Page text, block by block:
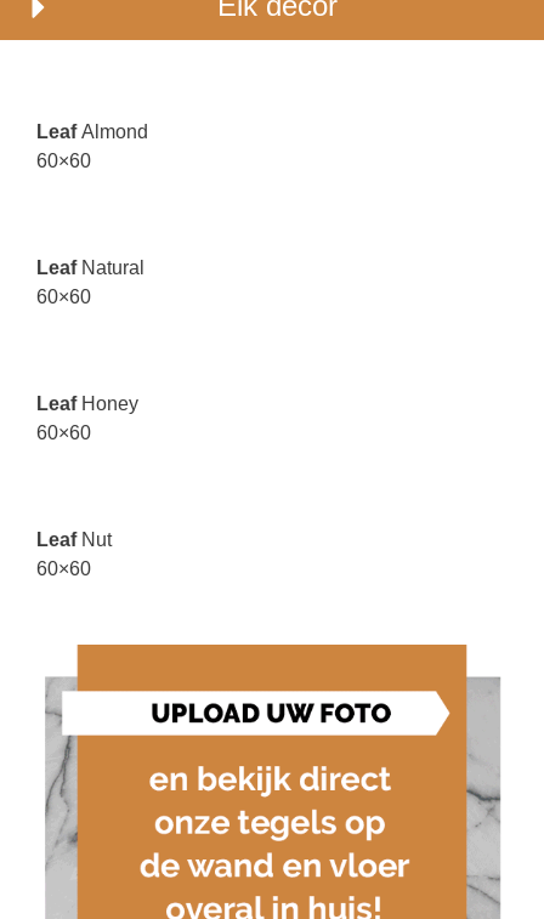
LeafAlmond
60×60
Leaf Natural
60×60
Leaf Honey
60×60
Leaf Nut
60×60